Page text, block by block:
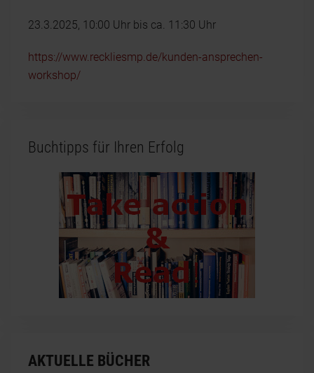
23.3.2025, 10:00 Uhr bis ca. 11:30 Uhr
https://www.reckliesmp.de/kunden-ansprechen-
workshop/
Buchtipps für Ihren Erfolg
AKTUELLE BÜCHER